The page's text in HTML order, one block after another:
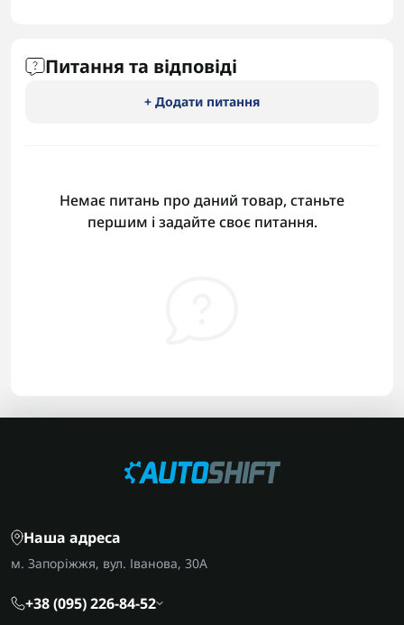
Питання та відповіді
+ Додати питання
Немає питань про даний товар, станьте
першим і задайте своє питання.
Наша адреса
м. Запоріжжя, вул. Іванова, 30А
+38 (095) 226-84-52